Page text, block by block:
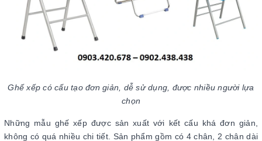
Ghế xếp có cấu tạo đơn giản, dễ sử dụng, được nhiều người lựa
chọn
Những mẫu ghế xếp được sản xuất với kết cấu khá đơn giản,
không có quá nhiều chi tiết. Sản phẩm gồm có 4 chân, 2 chân dài